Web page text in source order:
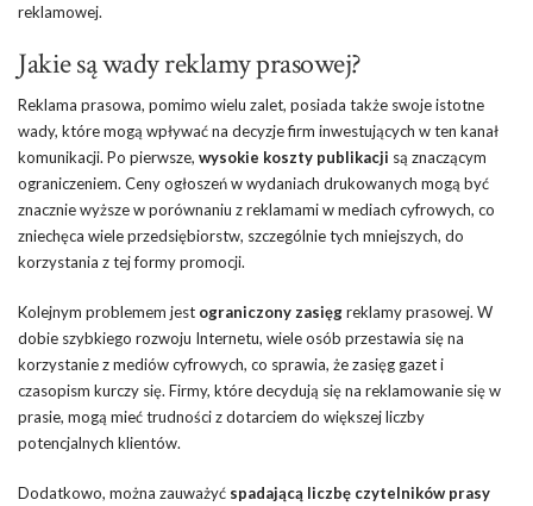
reklamowej.
Jakie są wady reklamy prasowej?
Reklama prasowa, pomimo wielu zalet, posiada także swoje istotne
wady, które mogą wpływać na decyzje firm inwestujących w ten kanał
komunikacji. Po pierwsze, wysokie koszty publikacji są znaczącym
ograniczeniem. Ceny ogłoszeń w wydaniach drukowanych mogą być
znacznie wyższe w porównaniu z reklamami w mediach cyfrowych, co
zniechęca wiele przedsiębiorstw, szczególnie tych mniejszych, do
korzystania z tej formy promocji.
Kolejnym problemem jest ograniczony zasięgreklamy prasowej. W
dobie szybkiego rozwoju Internetu, wiele osób przestawia się na
korzystanie z mediów cyfrowych, co sprawia, że zasięg gazet i
czasopism kurczy się. Firmy, które decydują się na reklamowanie się w
prasie, mogą mieć trudności z dotarciem do większej liczby
potencjalnych klientów.
Dodatkowo, można zauważyć spadającą liczbę czytelników prasy